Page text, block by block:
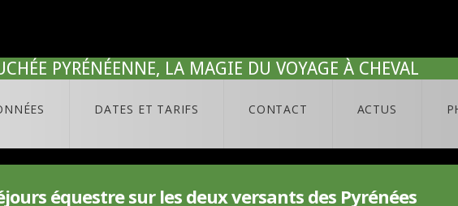
PYRÉNÉENNE, LA MAGIE DU VOYAGE À CHEVAL
DATES ET TARIFS CONTACT ACTUS
équestre sur les deux versants des Pyrénées